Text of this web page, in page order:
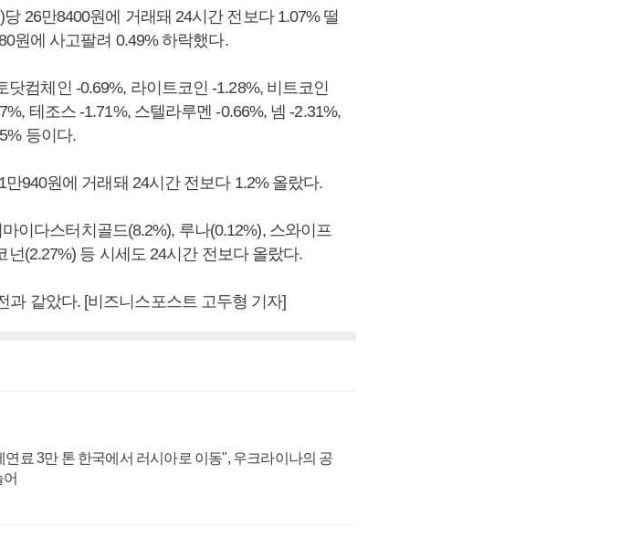
26만8400원에 거래돼 24시간 전보다 1.07% 떨
원에 사고팔려 0.49% 하락했다.
컴체인 -0.69%, 라이트코인 -1.28%, 비트코인
테조스 -1.71%, 스텔라루멘 -0.66%, 넴 -2.31%,
등이다.
940원에 거래돼 24시간 전보다 1.2% 올랐다.
이다스터치골드(8.2%), 루나(0.12%), 스와이프
넌(2.27%) 등 시세도 24시간 전보다 올랐다.
같았다. [비즈니스포스트 고두형 기자]
연료 3만 톤 한국에서 러시아로 이동", 우크라이나의 공